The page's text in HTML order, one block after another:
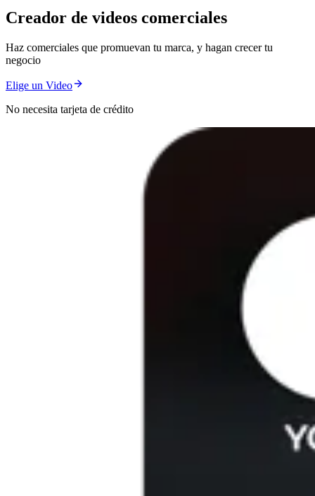
Creador de videos comerciales
Haz comerciales que promuevan tu marca, y hagan crecer tu
negocio
Elige un Video
No necesita tarjeta de crédito